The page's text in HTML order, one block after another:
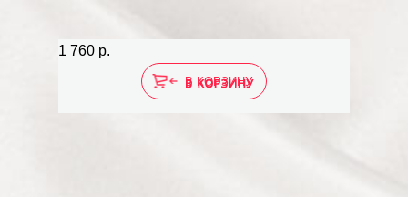
1 760 р.
В КОРЗИНУ